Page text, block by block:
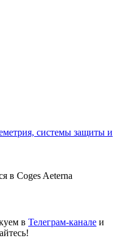
системы защиты и
в Coges Aeterna
в Телеграм-канале и